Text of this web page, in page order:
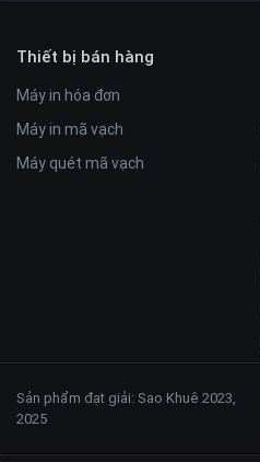
Thiết bị bán hàng
Máy in hóa đơn
Máy in mã vạch
Máy quét mã vạch
Sản phẩm đạt giải: Sao Khuê 2023,
2025